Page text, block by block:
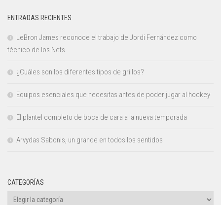
ENTRADAS RECIENTES
LeBron James reconoce el trabajo de Jordi Fernández como
técnico de los Nets.
¿Cuáles son los diferentes tipos de grillos?
Equipos esenciales que necesitas antes de poder jugar al hockey
El plantel completo de boca de cara a la nueva temporada
Arvydas Sabonis, un grande en todos los sentidos
CATEGORÍAS
Categorías